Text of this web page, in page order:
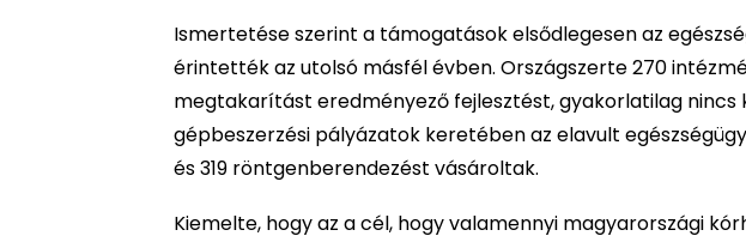
Ismertetése szerint a támogatások elsődlegesen az
érintették az utolsó másfél évben. Országszerte 270
megtakarítást eredményező fejlesztést, gyakorlatilag
gépbeszerzési pályázatok keretében az elavult
és 319 röntgenberendezést vásároltak.
Kiemelte, hogy az a cél, hogy valamennyi magyarországi